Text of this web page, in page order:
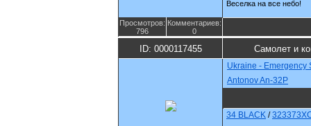
Веселка на все небо!
Просмотров:
796
Комментариев:
0
ID: 0000117455 Самолет и
Ukraine - Emergency
Antonov An-32P
34 BLACK /